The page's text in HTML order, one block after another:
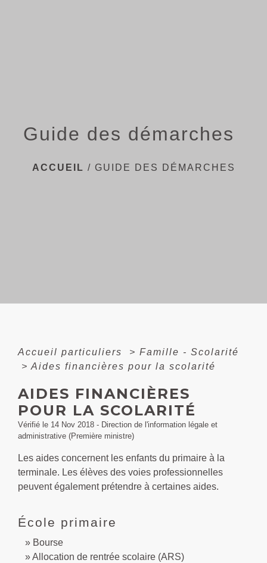
Guide des démarches
ACCUEIL / GUIDE DES DÉMARCHES
Accueil particuliers > Famille - Scolarité
> Aides financières pour la scolarité
AIDES FINANCIÈRES
POUR LA SCOLARITÉ
Vérifié le 14 Nov 2018 - Direction de l'information légale et
administrative (Première ministre)
Les aides concernent les enfants du primaire à la
terminale. Les élèves des voies professionnelles
peuvent également prétendre à certaines aides.
École primaire
Bourse
Allocation de rentrée scolaire (ARS)